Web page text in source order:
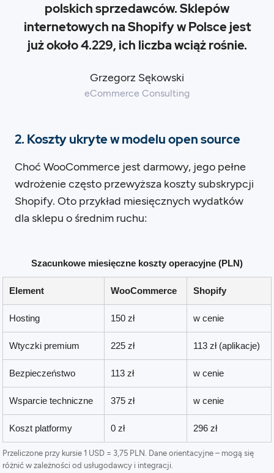
polskich sprzedawców. Sklepów
internetowych na Shopify w Polsce jest
już około 4.229, ich liczba wciąż rośnie.
Grzegorz Sękowski
eCommerce Consulting
2. Koszty ukryte w modelu open source
Choć WooCommerce jest darmowy, jego pełne
wdrożenie często przewyższa koszty subskrypcji
Shopify. Oto przykład miesięcznych wydatków
dla sklepu o średnim ruchu:
Szacunkowe miesięczne koszty operacyjne (PLN)
Element WooCommerce Shopify
Hosting 150 zł w cenie
Wtyczki premium 225 zł 113 zł (aplikacje)
Bezpieczeństwo 113 zł w cenie
Wsparcie techniczne 375 zł w cenie
Koszt platformy 0 zł 296 zł
Przeliczone przy kursie 1 USD = 3,75 PLN. Dane orientacyjne – mogą się
różnić w zależności od usługodawcy i integracji.